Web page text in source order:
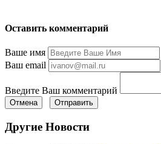
Оставить комментарий
Ваше имя
Ваш email
Введите Ваш комментарий
Отмена Отправить
Другие Новости